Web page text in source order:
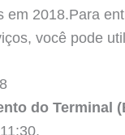
em 2018.Para
você pode
do Terminal